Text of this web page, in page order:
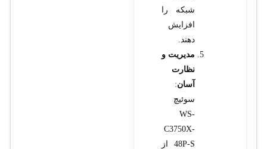
شبکه را
افزایش
دهند.
مدیریت و
نظارت
آسان:
سوئیچ
WS-
C3750X-
48P-S از